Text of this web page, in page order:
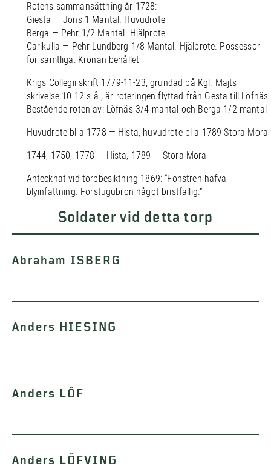
Rotens sammansättning år 1728:
Giesta — Jöns 1 Mantal. Huvudrote
Berga — Pehr 1/2 Mantal. Hjälprote
Carlkulla — Pehr Lundberg 1/8 Mantal. Hjälprote. Possessor
för samtliga: Kronan behållet
Krigs Collegii skrift 1779-11-23, grundad på Kgl. Majts
skrivelse 10-12 s.å., är roteringen flyttad från Gesta till Löfnäs.
Bestående roten av: Löfnäs 3/4 mantal och Berga 1/2 mantal
Huvudrote bl a 1778 — Hista, huvudrote bl a 1789 Stora Mora
1744, 1750, 1778 — Hista, 1789 — Stora Mora
Antecknat vid torpbesiktning 1869: “Fönstren hafva
blyinfattning. Förstugubron något bristfällig.”
Soldater vid detta torp
Abraham ISBERG
Anders HIESING
Anders LÖF
Anders LÖFVING